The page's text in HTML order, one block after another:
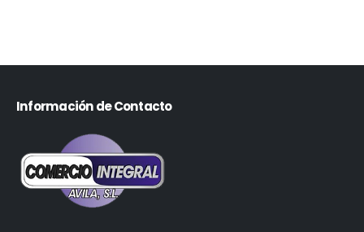
Información de Contacto